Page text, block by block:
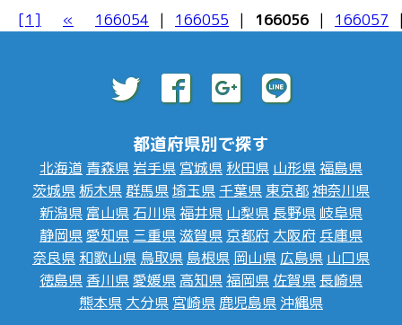
[1] « 166054 | 166055 | 166056 | 166057
都道府県別で探す
北海道 青森県 岩手県 宮城県 秋田県 山形県福島県
茨城県 栃木県群馬県埼玉県 千葉県 東京都神奈川県
新潟県 富山県 石川県福井県 山梨県 長野県 岐阜県
静岡県愛知県 三重県滋賀県 京都府 大阪府 兵庫県
奈良県 和歌山県 鳥取県 島根県 岡山県 広島県 山口県
徳島県 香川県愛媛県 高知県福岡県 佐賀県 長崎県
熊本県 大分県 宮崎県 鹿児島県 沖縄県